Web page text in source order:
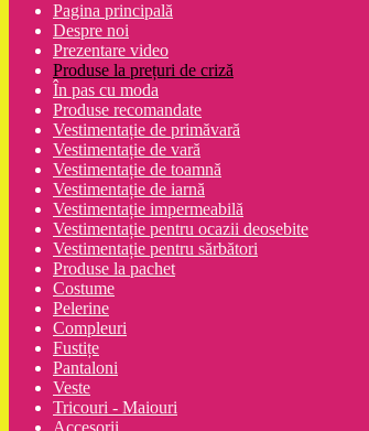
Pagina principală
Despre noi
Prezentare video
Produse la prețuri de criză
În pas cu moda
Produse recomandate
Vestimentație de primăvară
Vestimentație de vară
Vestimentație de toamnă
Vestimentație de iarnă
Vestimentație impermeabilă
Vestimentație pentru ocazii deosebite
Vestimentație pentru sărbători
Produse la pachet
Costume
Pelerine
Compleuri
Fustițe
Pantaloni
Veste
Tricouri - Maiouri